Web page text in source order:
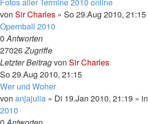
von Sir Charles » So 29.Aug 2010, 21:15
Opernball 2010
0Antworten
27026Zugriffe
Letzter Beitragvon Sir Charles
So 29.Aug 2010, 21:15
Wer und Woher
von anjajulia » Di 19.Jan 2010, 21:19 » in
2010